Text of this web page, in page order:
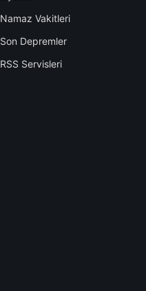
Namaz Vakitleri
Son Depremler
RSS Servisleri